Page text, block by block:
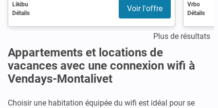
Likibu
Détails
Voir l'offre
Vrbo
Détails
Plus de résultats
Appartements et locations de
vacances avec une connexion wifi à
Vendays-Montalivet
Choisir une habitation équipée du wifi est idéal pour se